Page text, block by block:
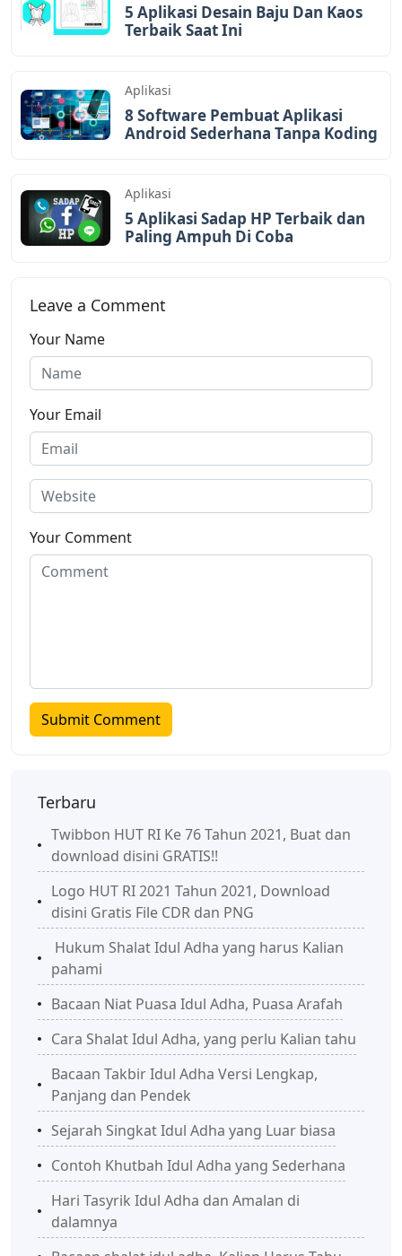
5 Aplikasi Desain Baju Dan Kaos
Terbaik Saat Ini
Aplikasi
8 Software Pembuat Aplikasi
Android Sederhana Tanpa Koding
Aplikasi
5 Aplikasi Sadap HP Terbaik dan
Paling Ampuh Di Coba
Leave a Comment
Your Name
Your Email
Your Comment
Terbaru
Twibbon HUT RI Ke 76 Tahun 2021, Buat dan
download disini GRATIS!!
Logo HUT RI 2021 Tahun 2021, Download
disini Gratis File CDR dan PNG
Hukum Shalat Idul Adha yang harus Kalian
pahami
Bacaan Niat Puasa Idul Adha, Puasa Arafah
Cara Shalat Idul Adha, yang perlu Kalian tahu
Bacaan Takbir Idul Adha Versi Lengkap,
Panjang dan Pendek
Sejarah Singkat Idul Adha yang Luar biasa
Contoh Khutbah Idul Adha yang Sederhana
Hari Tasyrik Idul Adha dan Amalan di
dalamnya